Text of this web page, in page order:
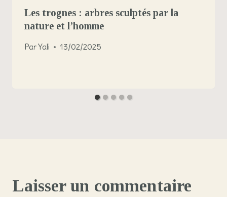
Les trognes : arbres sculptés par la
nature et l’homme
ParYali 13/02/2025
Laisser un commentaire